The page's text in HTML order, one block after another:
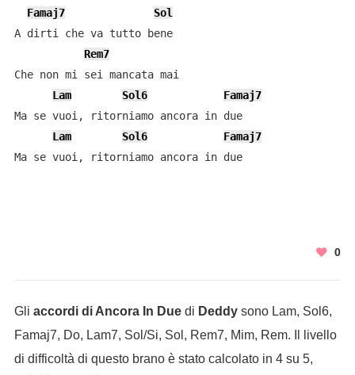
Famaj7
Sol
A dirti che va tutto bene
Rem7
Che non mi sei mancata mai
Lam
Sol6
Famaj7
Ma se vuoi, ritorniamo ancora in due
Lam
Sol6
Famaj7
Ma se vuoi, ritorniamo ancora in due
0
Gli accordi di Ancora In Duedi Deddysono Lam, Sol6,
Famaj7, Do, Lam7, Sol/Si, Sol, Rem7, Mim, Rem. Il livello
di difficoltà di questo brano è stato calcolato in 4 su 5,